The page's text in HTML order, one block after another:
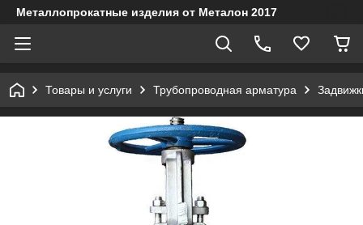
Металлопрокатные изделия от Металон 2017
Товары и услуги Трубопроводная арматура